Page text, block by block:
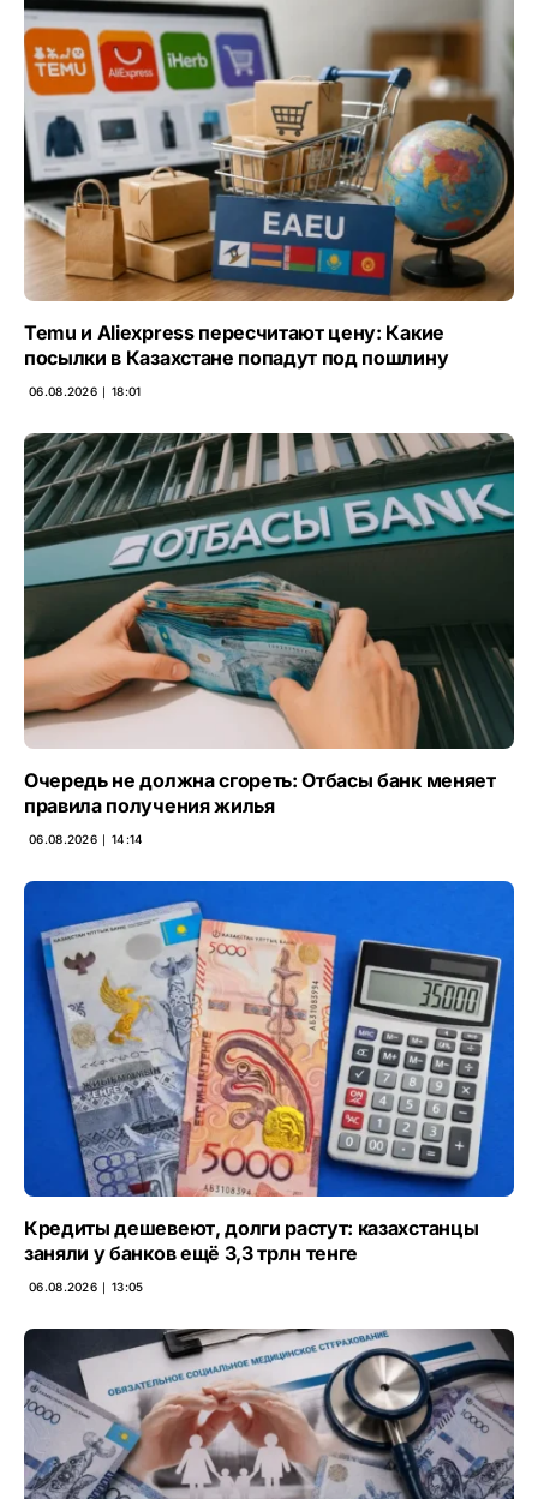
Temu и Aliexpress пересчитают цену: Какие
посылки в Казахстане попадут под пошлину
06.08.2026 ∣ 18:01
Очередь не должна сгореть: Отбасы банк меняет
правила получения жилья
06.08.2026 ∣ 14:14
Кредиты дешевеют, долги растут: казахстанцы
заняли у банков ещё 3,3 трлн тенге
06.08.2026 ∣ 13:05